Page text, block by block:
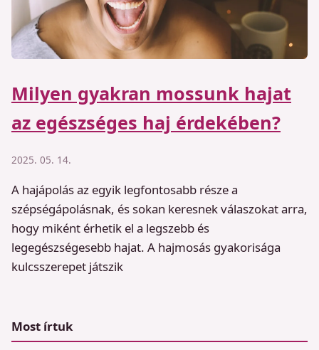
Milyen gyakran mossunk hajat
az egészséges haj érdekében?
2025. 05. 14.
A hajápolás az egyik legfontosabb része a
szépségápolásnak, és sokan keresnek válaszokat arra,
hogy miként érhetik el a legszebb és
legegészségesebb hajat. A hajmosás gyakorisága
kulcsszerepet játszik
Most írtuk